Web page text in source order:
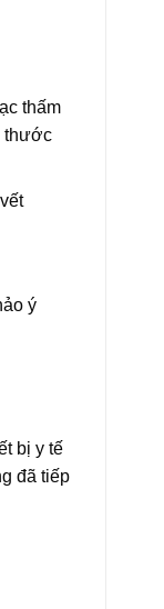
thấm
thước
ý
bị y tế
đã tiếp